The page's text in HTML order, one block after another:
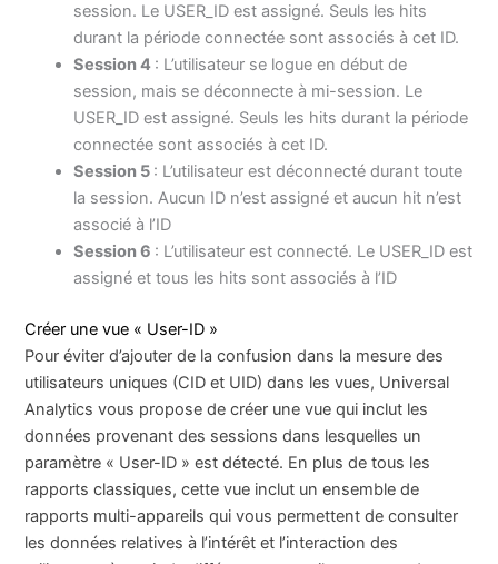
session. Le USER_ID est assigné. Seuls les hits
durant la période connectée sont associés à cet ID.
Session 4 : L’utilisateur se logue en début de
session, mais se déconnecte à mi-session. Le
USER_ID est assigné. Seuls les hits durant la période
connectée sont associés à cet ID.
Session 5 : L’utilisateur est déconnecté durant toute
la session. Aucun ID n’est assigné et aucun hit n’est
associé à l’ID
Session 6 : L’utilisateur est connecté. Le USER_ID est
assigné et tous les hits sont associés à l’ID
Créer une vue « User-ID »
Pour éviter d’ajouter de la confusion dans la mesure des
utilisateurs uniques (CID et UID) dans les vues, Universal
Analytics vous propose de créer une vue qui inclut les
données provenant des sessions dans lesquelles un
paramètre « User-ID » est détecté. En plus de tous les
rapports classiques, cette vue inclut un ensemble de
rapports multi-appareils qui vous permettent de consulter
les données relatives à l’intérêt et l’interaction des